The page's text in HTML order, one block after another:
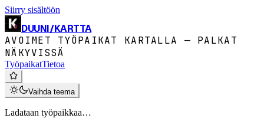
Siirry sisältöön
DUUNI/KARTTA
AVOIMET TYÖPAIKAT KARTALLA — PALKAT
NÄKYVISSÄ
TyöpaikatTietoa
Vaihda teema
Ladataan työpaikkaa…